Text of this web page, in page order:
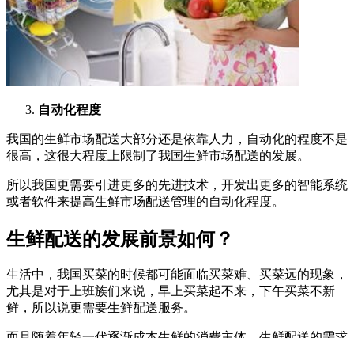
自动化程度
我国的生鲜市场配送大部分还是依靠人力，自动化的程度不是
很高，这很大程度上限制了我国生鲜市场配送的发展。
所以我国更需要引进更多的先进技术，开发出更多的智能系统
或者软件来提高生鲜市场配送管理的自动化程度。
生鲜配送的发展前景如何？
生活中，我国买菜的时候都可能面临买菜难、买菜远的现象，
尤其是对于上班族们来说，早上买菜起不来，下午买菜不新
鲜，所以说更需要生鲜配送服务。